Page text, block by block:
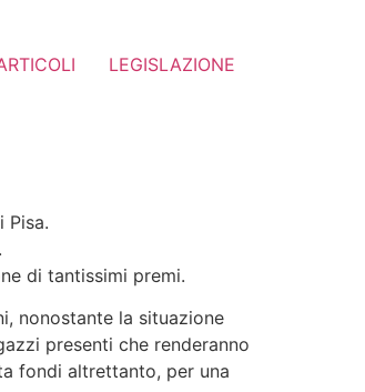
LEGISLAZIONE
Pisa.
di tantissimi premi.
nonostante la situazione
presenti che renderanno
fondi altrettanto, per una